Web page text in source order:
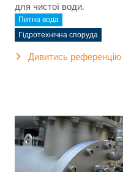
для чистої води.
Питна вода
Гідротехнічна споруда
Дивитись референцію